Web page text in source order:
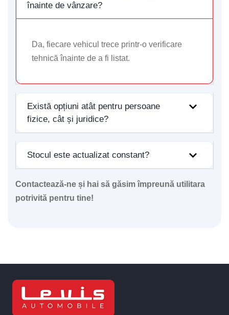
înainte de vânzare?
Da, fiecare vehicul trece printr-o verificare
tehnică înainte de a fi listat.
Există opțiuni atât pentru persoane
fizice, cât și juridice?
Stocul este actualizat constant?
Contactează-ne și hai să găsim împreună utilitara
potrivită pentru tine!